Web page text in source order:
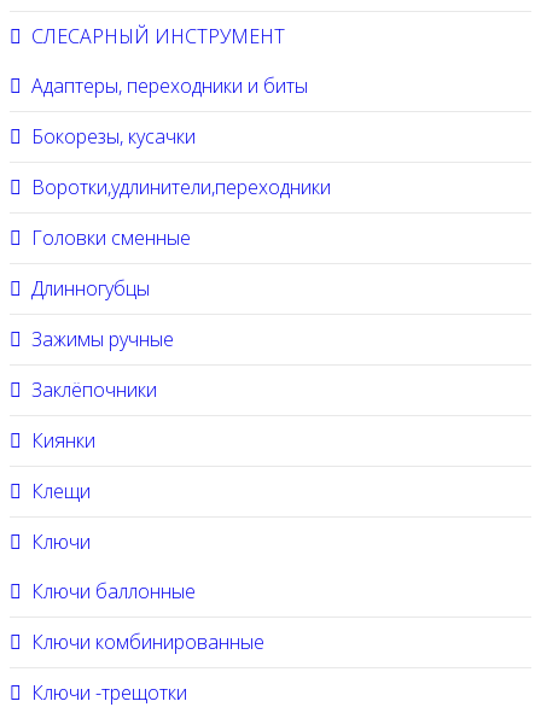
СЛЕСАРНЫЙ ИНСТРУМЕНТ
Адаптеры, переходники и биты
Бокорезы, кусачки
Воротки,удлинители,переходники
Головки сменные
Длинногубцы
Зажимы ручные
Заклёпочники
Киянки
Клещи
Ключи
Ключи баллонные
Ключи комбинированные
Ключи -трещотки